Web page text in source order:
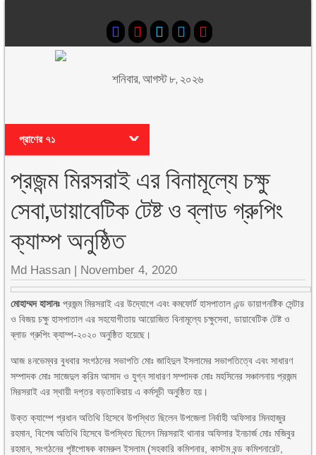
শনিবার, আগস্ট ৮, ২০২৬
প্রাণের ৭১
প্রজন্ম মিরসরাই এর বিনামূল্যে চক্ষু
সেবা,ডায়াবেটিক টেষ্ট ও ব্লাড গ্রুপিং
ক্যাম্প অনুষ্ঠিত
Md Hassan | November 4, 2020
মোহাম্মদ হাসানঃ প্রজন্ম মিরসরাই এর উদ্যোগে এবং কমফোর্ট হাসপাতাল এন্ড ডায়াগনষ্টিক সেন্টার
ও বিজয় চক্ষু হাসপাতাল এর সহযোগীতায় আয়োজিত বিনামূল্যে চক্ষুসেবা, ডায়াবেটিক টেষ্ট ও
ব্লাড গ্রুপিং ক্যাম্প-২০২০ অনুষ্ঠিত হয়েছে।
আজ ৪নভেম্বর বুধবার সংগঠনের সভাপতি মোঃ জাহিদুল ইসলামের সভাপতিত্বে এবং সাধারণ
সম্পাদক মোঃ সাজেদুল করিম আসাদ ও যুগ্ন সাধারণ সম্পাদক মোঃ মহসিনের সঞ্চালনায় প্রজন্ম
মিরসরাই এর স্থায়ী দপ্তর বড়তাকিয়ায় এ কর্মসূচী অনুষ্ঠিত হয়।
উক্ত ক্যাম্পে প্রধান অতিথি হিসেবে উপস্থিত ছিলেন উপজেলা নির্বাহী অফিসার মিনহাজুর
রহমান, বিশেষ অতিথি হিসেবে উপস্থিত ছিলেন মিরসরাই থানার অফিসার ইনচার্জ মোঃ মজিবুর
রহমান, সংগঠনের পৃষ্টপোষক কামরুল ইসলাম (সহকারি কমিশনার, কাস্টম বন্ড কমিশনারেট,